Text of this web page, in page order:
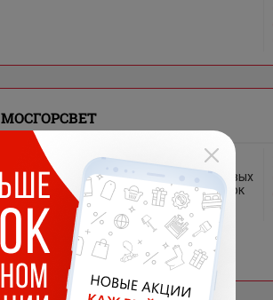
МОСГОРСВЕТ
“Мосгорсвет” является одним из
крупнейших специализированных сетевых
предприятий по эксплуатации установок
наружного освещения.